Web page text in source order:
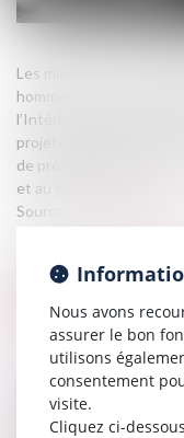
Source :
Les ministères chargés
hommes et de la Lutte
l’Intérieur et des
projets visant à
de prévention et de
et au sein du couple...
Nous avons
assurer le bon
utilisons
consentement
visite.
Cliquez ci-